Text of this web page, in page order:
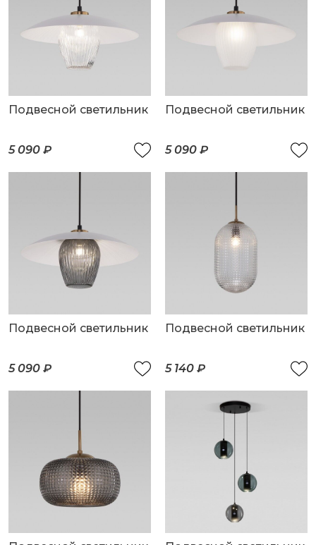
Подвесной светильник
5 090 ₽
Подвесной светильник
5 090 ₽
Подвесной светильник
5 090 ₽
Подвесной светильник
5 140 ₽